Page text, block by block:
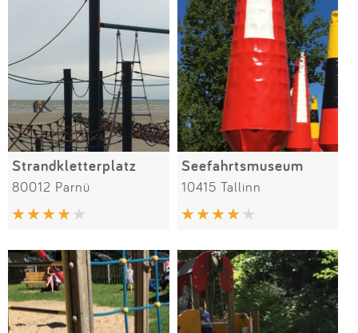
Strandkletterplatz
80012 Parnü
Seefahrtsmuseum
10415 Tallinn